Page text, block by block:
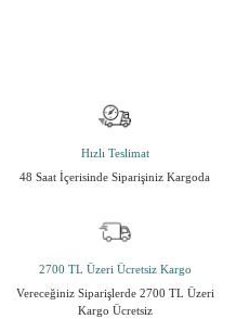
Hızlı Teslimat
48 Saat İçerisinde Siparişiniz Kargoda
2700 TL Üzeri Ücretsiz Kargo
Vereceğiniz Siparişlerde 2700 TL Üzeri
Kargo Ücretsiz